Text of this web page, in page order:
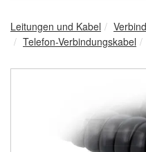
Leitungen und Kabel
Telefon-Verbindungskabel